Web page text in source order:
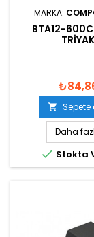
MARKA:
BTA12-
TRIYAK
 Sepete
Daha
 Stokta